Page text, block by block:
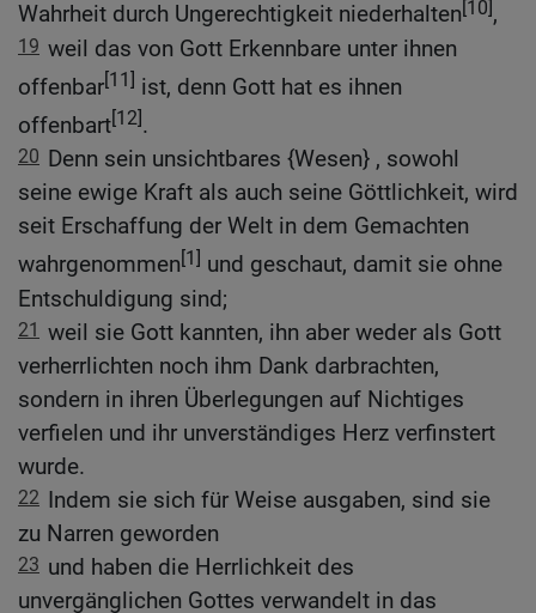
Wahrheit durch Ungerechtigkeit niederhalten[10],
19 weil das von Gott Erkennbare unter ihnen
offenbar[11] ist, denn Gott hat es ihnen
offenbart[12].
20 Denn sein unsichtbares {Wesen} , sowohl
seine ewige Kraft als auch seine Göttlichkeit, wird
seit Erschaffung der Welt in dem Gemachten
wahrgenommen[1] und geschaut, damit sie ohne
Entschuldigung sind;
21 weil sie Gott kannten, ihn aber weder als Gott
verherrlichten noch ihm Dank darbrachten,
sondern in ihren Überlegungen auf Nichtiges
verfielen und ihr unverständiges Herz verfinstert
wurde.
22 Indem sie sich für Weise ausgaben, sind sie
zu Narren geworden
23 und haben die Herrlichkeit des
unvergänglichen Gottes verwandelt in das